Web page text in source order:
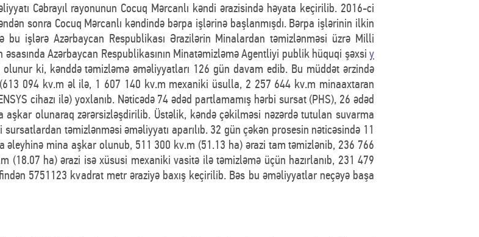
Cəbrayıl rayonunun Cocuq Mərcanlı kəndi ərazisində həyata keçirilib. 2016-ci
sonra Cocuq Mərcanlı kəndində bərpa işlərinə başlanmışdı. Bərpa işlərinin ilkin
bu işlərə Azərbaycan Respublikası Ərazilərin Minalardan təmizlənməsi üzrə Milli
Azərbaycan Respublikasının Minatəmizləmə Agentliyi publik hüquqi şəxsi y
olunur ki, kənddə təmizləmə əməliyyatları 126 gün davam edib. Bu müddət ərzində
094 kv.m əl ilə, 1 607 140 kv.m mexaniki üsulla, 2 257 644 kv.m minaaxtaran
cihazı ilə) yoxlanıb. Nəticədə 74 ədəd partlamamış hərbi sursat (PHS), 26 ədəd
olunaraq zərərsizləşdirilib. Üstəlik, kəndə çəkilməsi nəzərdə tutulan suvarma
təmizlənməsi əməliyyatı aparılıb. 32 gün çəkən prosesin nəticəsində 11
əleyhinə mina aşkar olunub, 511 300 kv.m (51.13 ha) ərazi tam təmizlənib, 236 766
(18.07 ha) ərazi isə xüsusi mexaniki vasitə ilə təmizləmə üçün hazırlanıb, 231 479
5751123 kvadrat metr əraziyə baxış keçirilib. Bəs bu əməliyyatlar neçəyə başa